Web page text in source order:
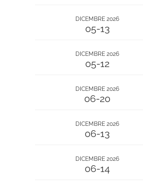
DICEMBRE 2026
05-13
DICEMBRE 2026
05-12
DICEMBRE 2026
06-20
DICEMBRE 2026
06-13
DICEMBRE 2026
06-14